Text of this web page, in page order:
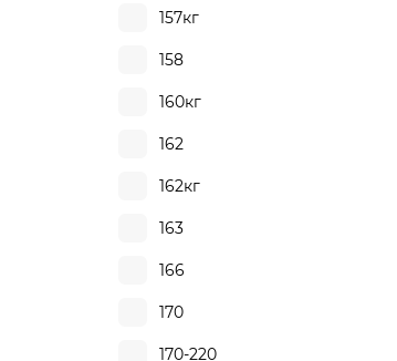
157кг
158
160кг
162
162кг
163
166
170
170-220